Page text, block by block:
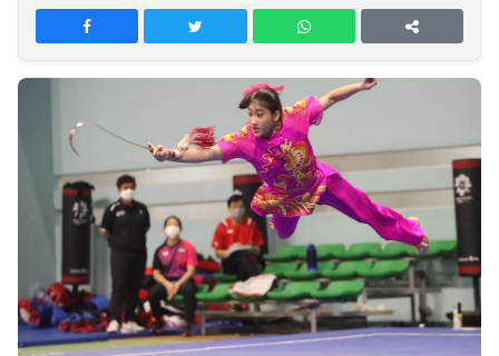
PT
TREETAN
INDONESIA
Partner
Insight
Suara
Jalan
Idealita
Dinamikapost.com
Radar
Seedbacklink
Follow
Kabarbaru